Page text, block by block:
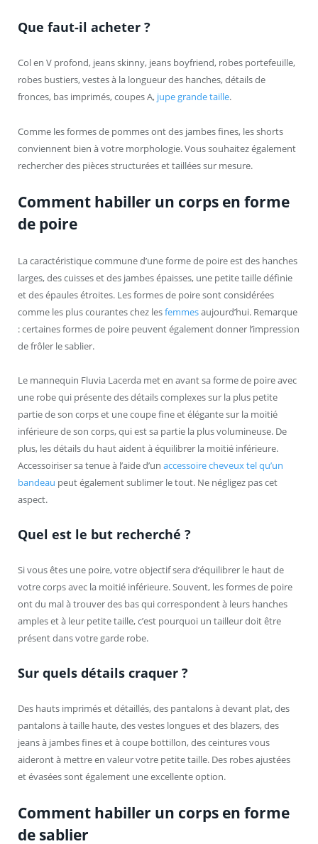
Que faut-il acheter ?
Col en V profond, jeans skinny, jeans boyfriend, robes portefeuille,
robes bustiers, vestes à la longueur des hanches, détails de
fronces, bas imprimés, coupes A, jupe grande taille.
Comme les formes de pommes ont des jambes fines, les shorts
conviennent bien à votre morphologie. Vous souhaitez également
rechercher des pièces structurées et taillées sur mesure.
Comment habiller un corps en forme
de poire
La caractéristique commune d’une forme de poire est des hanches
larges, des cuisses et des jambes épaisses, une petite taille définie
et des épaules étroites. Les formes de poire sont considérées
comme les plus courantes chez lesfemmesaujourd’hui. Remarque
: certaines formes de poire peuvent également donner l’impression
de frôler le sablier.
Le mannequin Fluvia Lacerda met en avant sa forme de poire avec
une robe qui présente des détails complexes sur la plus petite
partie de son corps et une coupe fine et élégante sur la moitié
inférieure de son corps, qui est sa partie la plus volumineuse. De
plus, les détails du haut aident à équilibrer la moitié inférieure.
Accessoiriser sa tenue à l’aide d’un accessoire cheveux tel qu’un
bandeau peut également sublimer le tout. Ne négligez pas cet
aspect.
Quel est le but recherché ?
Si vous êtes une poire, votre objectif sera d’équilibrer le haut de
votre corps avec la moitié inférieure. Souvent, les formes de poire
ont du mal à trouver des bas qui correspondent à leurs hanches
amples et à leur petite taille, c’est pourquoi un tailleur doit être
présent dans votre garde robe.
Sur quels détails craquer ?
Des hauts imprimés et détaillés, des pantalons à devant plat, des
pantalons à taille haute, des vestes longues et des blazers, des
jeans à jambes fines et à coupe bottillon, des ceintures vous
aideront à mettre en valeur votre petite taille. Des robes ajustées
et évasées sont également une excellente option.
Comment habiller un corps en forme
de sablier